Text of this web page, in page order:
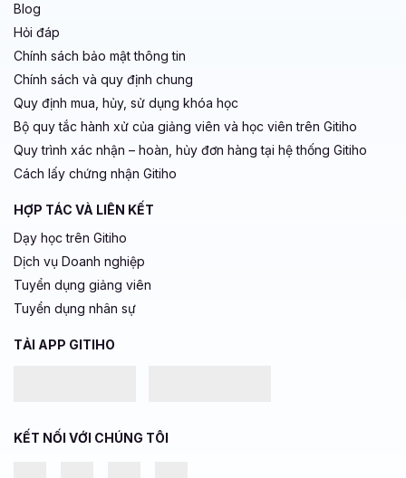
Blog
Hỏi đáp
Chính sách bảo mật thông tin
Chính sách và quy định chung
Quy định mua, hủy, sử dụng khóa học
Bộ quy tắc hành xử của giảng viên và học viên trên Gitiho
Quy trình xác nhận – hoàn, hủy đơn hàng tại hệ thống Gitiho
Cách lấy chứng nhận Gitiho
HỢP TÁC VÀ LIÊN KẾT
Dạy học trên Gitiho
Dịch vụ Doanh nghiệp
Tuyển dụng giảng viên
Tuyển dụng nhân sự
TẢI APP GITIHO
KẾT NỐI VỚI CHÚNG TÔI